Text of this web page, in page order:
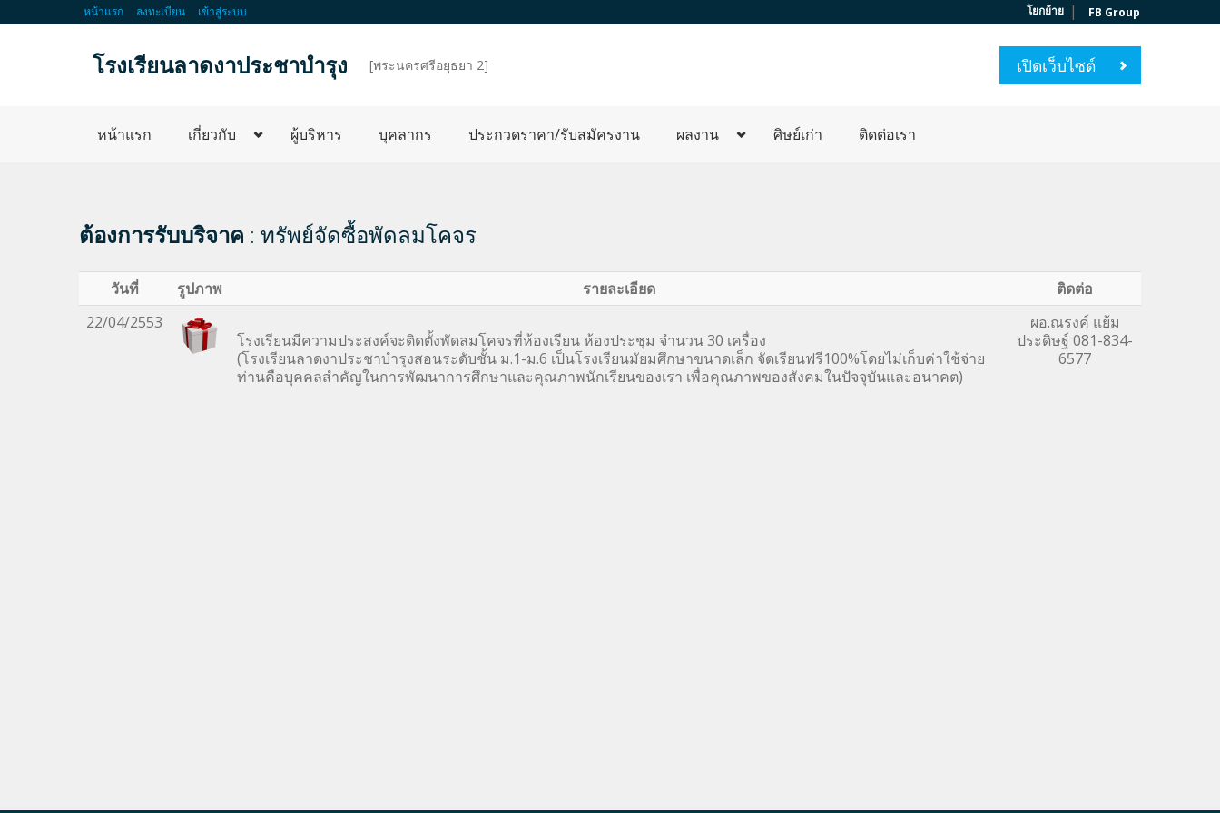
หน้าแรก ลงทะเบียน เข้าสู่ระบบ โยกย้าย | FB Group
โรงเรียนลาดงาประชาบำรุง [พระนครศรีอยุธยา 2] เปิดเว็บไซต์
หน้าแรก เกี่ยวกับ ผู้บริหาร บุคลากร ประกวดราคา/รับสมัครงาน ผลงาน ศิษย์เก่า ติดต่อเรา
ต้องการรับบริจาค : ทรัพย์จัดซื้อพัดลมโคจร
วันที่ รูปภาพ รายละเอียด
ติดต่อ
22/04/2553
โรงเรียนมีความประสงค์จะติดตั้งพัดลมโคจรที่ห้องเรียน ห้องประชุม จำนวน 30 เครื่อง
(โรงเรียนลาดงาประชาบำรุงสอนระดับชั้น ม.1-ม.6 เป็นโรงเรียนมัยมศึกษาขนาดเล็ก จัดเรียนฟรี100%โดยไม่เก็บค่าใช้จ่าย
ท่านคือบุคคลสำคัญในการพัฒนาการศึกษาและคุณภาพนักเรียนของเรา เพื่อคุณภาพของสังคมในปัจจุบันและอนาคต)
ผอ.ณรงค์ แย้ม
ประดิษฐ์ 081-834-
6577